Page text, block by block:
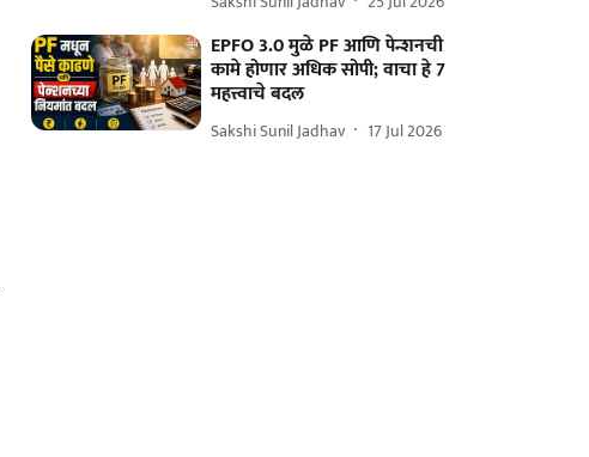
EPFO 3.0 मुळे PF आणि पेन्शनची
कामे होणार अधिक सोपी; वाचा हे 7
महत्त्वाचे बदल
Sakshi Sunil Jadhav 17 Jul 2026